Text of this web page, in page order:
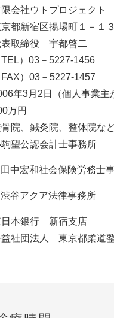
会社ウトプロジェクト
都新宿区揚場町１－１
表取締役 宇都啓二
TEL）03－5227-1456
FAX）03－5227-1457
年3月2日（個人事業主
万円
院、鍼灸院、整体院な
望公認会計士事務所
田中宏和社会保険労務士
渋谷アクア法律事務所
日本銀行 新宿支店
社団法人 東京都柔道